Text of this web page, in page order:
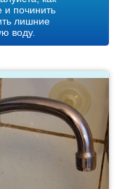
и починить
лишние
воду.